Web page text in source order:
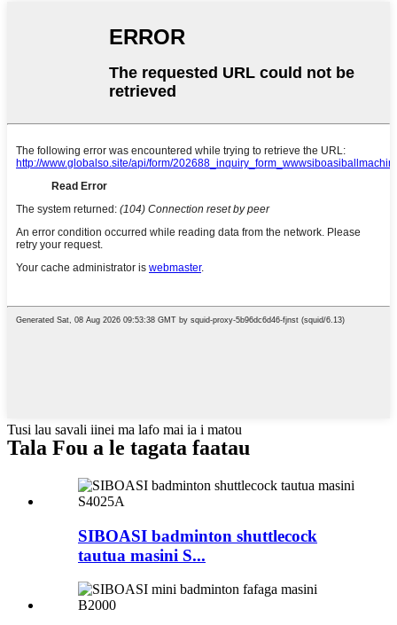
Tusi lau savali iinei ma lafo mai ia i matou
Tala Fou a le tagata faatau
SIBOASI badminton shuttlecock
tautua masini S...